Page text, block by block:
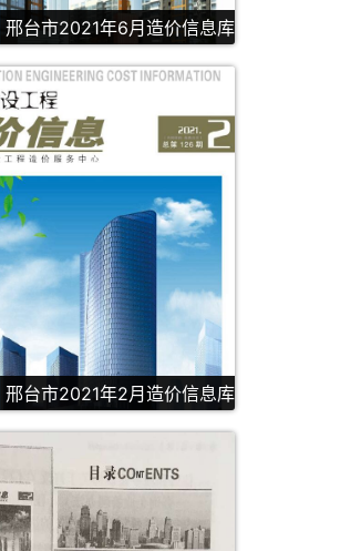
邢台市2021年6月造价信息库
邢台市2021年2月造价信息库